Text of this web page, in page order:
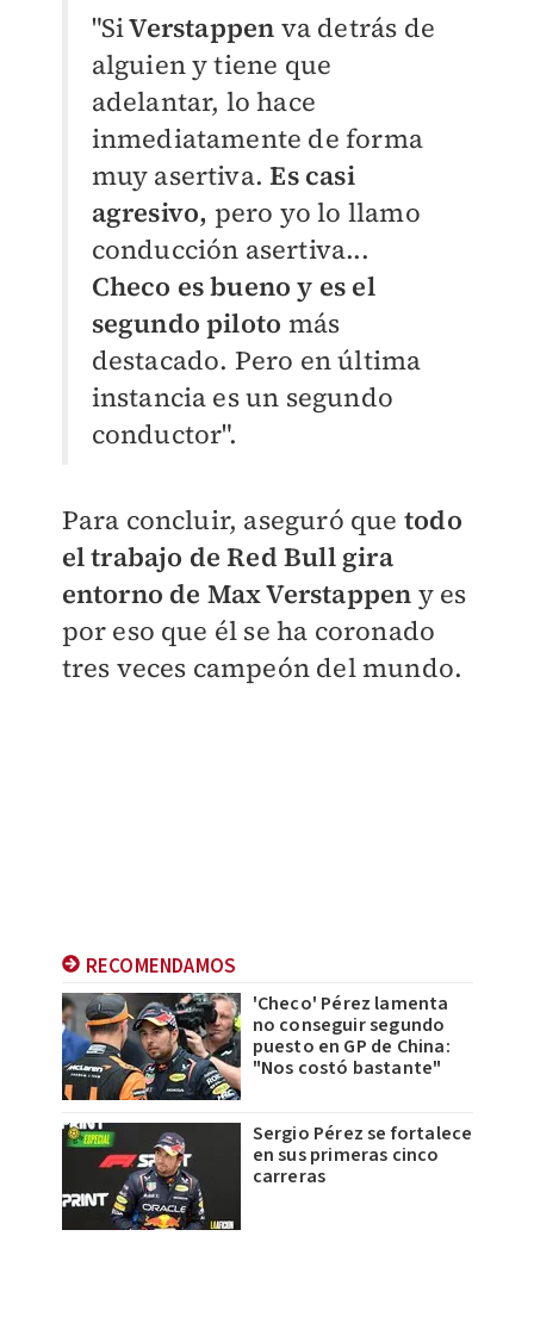
"SiVerstappen va detrás de
alguien y tiene que
adelantar, lo hace
inmediatamente de forma
muy asertiva.Es casi
agresivo, pero yo lo llamo
conducción asertiva...
Checo es bueno y es el
segundo piloto más
destacado. Pero en última
instancia es un segundo
conductor".
Para concluir, aseguró que todo
el trabajo de Red Bull gira
entorno de Max Verstappen y es
por eso que él se ha coronado
tres veces campeón del mundo.
RECOMENDAMOS
'Checo' Pérez lamenta
no conseguir segundo
puesto en GP de China:
"Nos costó bastante"
Sergio Pérez se fortalece
en sus primeras cinco
carreras